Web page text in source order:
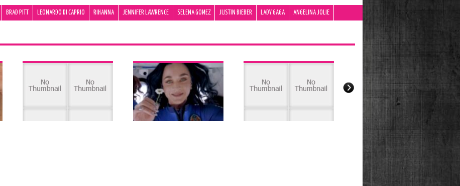
BRAD PITT LEONARDO DI CAPRIO RIHANNA JENNIFER LAWRENCE SELENA GOMEZ JUSTIN BIEBER LADY GAGA ANGELINA JOLIE